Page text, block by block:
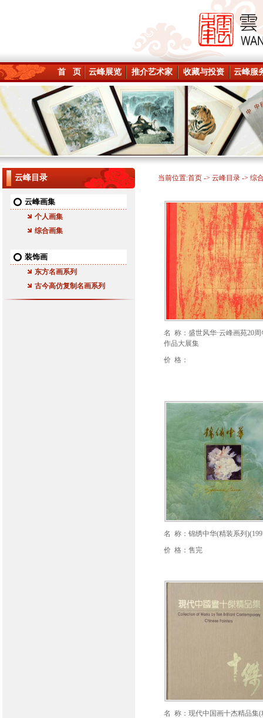
首 页 云峰展览 推介艺术家 收藏与投资 云峰服
云峰目录
云峰画集
个人画集
综合画集
装饰画
东方名画系列
古今高仿复制名画系列
当前位置:首页 -> 云峰目录 -> 综
名 称：盛世风华·云峰画苑20周
作品大展集
价 格：
名 称：锦绣中华(精装系列
价 格：售完
名 称：现代中国画十杰精品集(